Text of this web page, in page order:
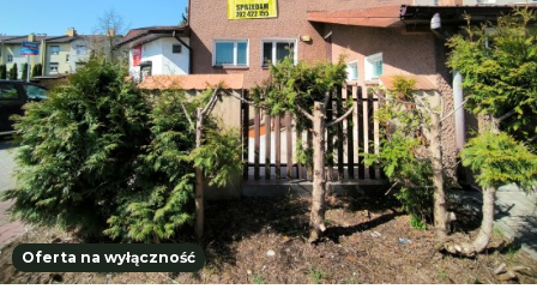
Oferta na wyłączność